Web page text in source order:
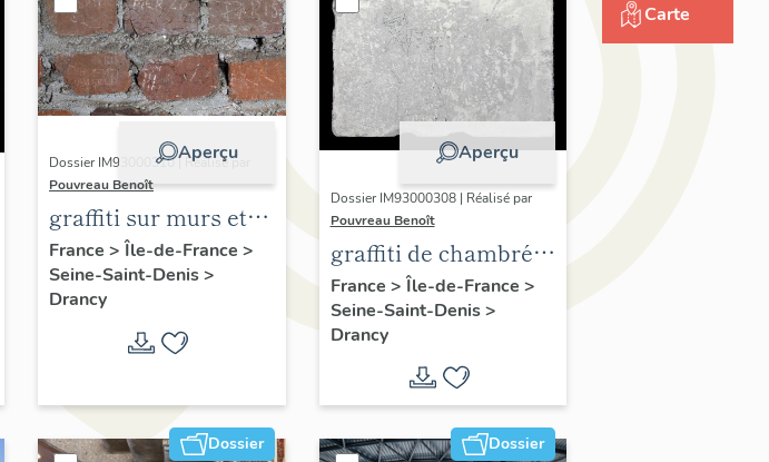
Aperçu
Dossier IM93000310 | Réalisé par
Pouvreau Benoît
graffiti sur murs et
charpentes des
"caves-prisons
France > Île-de-France >
Seine-Saint-Denis>
Drancy
Aperçu
Dossier IM93000308 | Réalisé par
Pouvreau Benoît
graffiti de chambrée
sur carreau de plâtre
formant contre-
cloison
France > Île-de-France >
Seine-Saint-Denis>
Drancy
Dossier Dossier
Carte